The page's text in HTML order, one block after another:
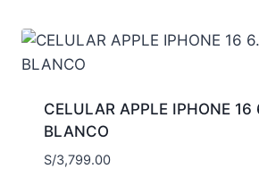
CELULAR APPLE IPHONE 16
BLANCO
S/3,799.00